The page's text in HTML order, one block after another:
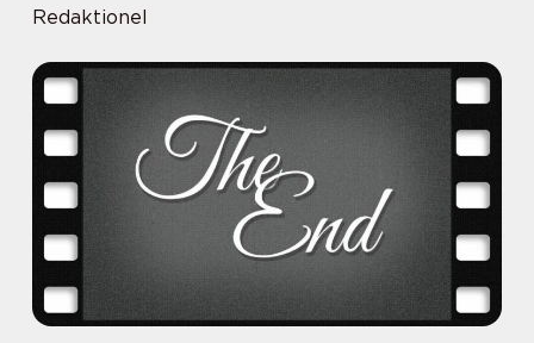
Redaktionel